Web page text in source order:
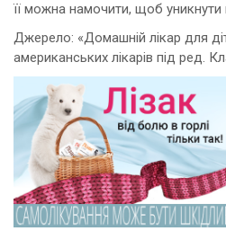
її можна намочити, щоб уникнути
Джерело: «Домашній лікар для
американських лікарів під ред.